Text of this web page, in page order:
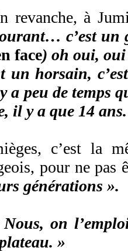
revanche, à
c’est un
face) oh oui,
un horsain,
a peu de temps
il y a que 14
c’est la
pour ne pas
générations ».
Nous, on
»